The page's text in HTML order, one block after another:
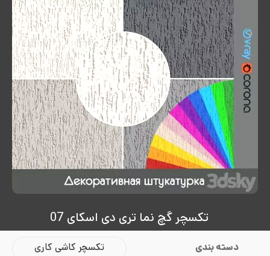
تکسچر گچ نما تری دی اسکای 07
دسته بندی تکسچر کاشی کاری